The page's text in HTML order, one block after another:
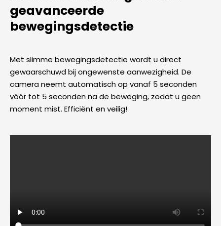
geavanceerde
bewegingsdetectie
Met slimme bewegingsdetectie wordt u direct
gewaarschuwd bij ongewenste aanwezigheid. De
camera neemt automatisch op vanaf 5 seconden
vóór tot 5 seconden na de beweging, zodat u geen
moment mist. Efficiënt en veilig!